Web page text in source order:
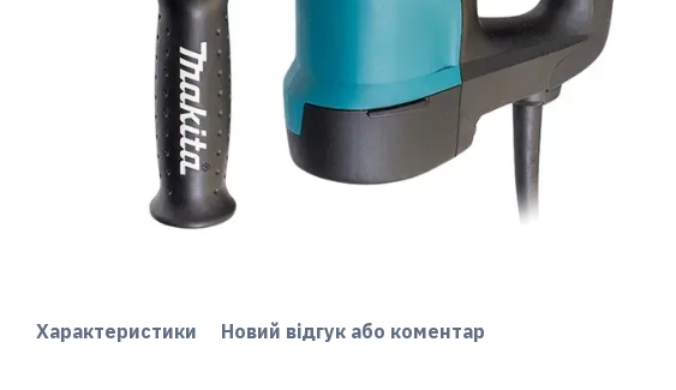
Характеристики Новий відгук або коментар